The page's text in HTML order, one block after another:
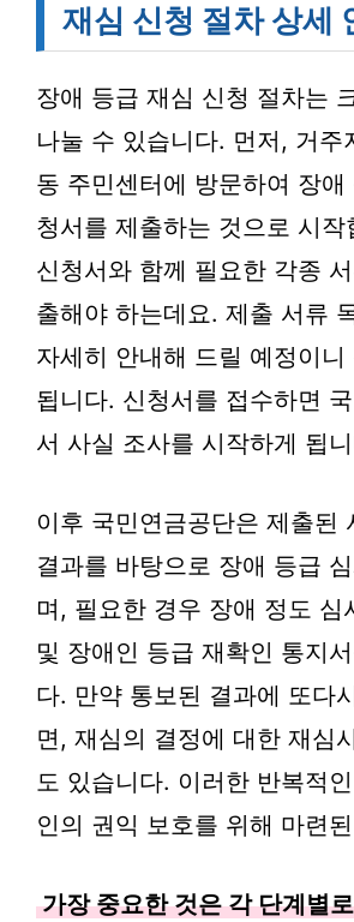
재심 신청 절차 상세
장애 등급 재심 신청 절차는
나눌 수 있습니다. 먼저, 거주
동 주민센터에 방문하여 장애
청서를 제출하는 것으로 시작
신청서와 함께 필요한 각종
출해야 하는데요. 제출 서류
자세히 안내해 드릴 예정이니
됩니다. 신청서를 접수하면
서 사실 조사를 시작하게 됩
이후 국민연금공단은 제출된
결과를 바탕으로 장애 등급
며, 필요한 경우 장애 정도 심
및 장애인 등급 재확인 통지
다. 만약 통보된 결과에 또다
면, 재심의 결정에 대한 재심
도 있습니다. 이러한 반복적
인의 권익 보호를 위해 마련
가장 중요한 것은 각 단계별